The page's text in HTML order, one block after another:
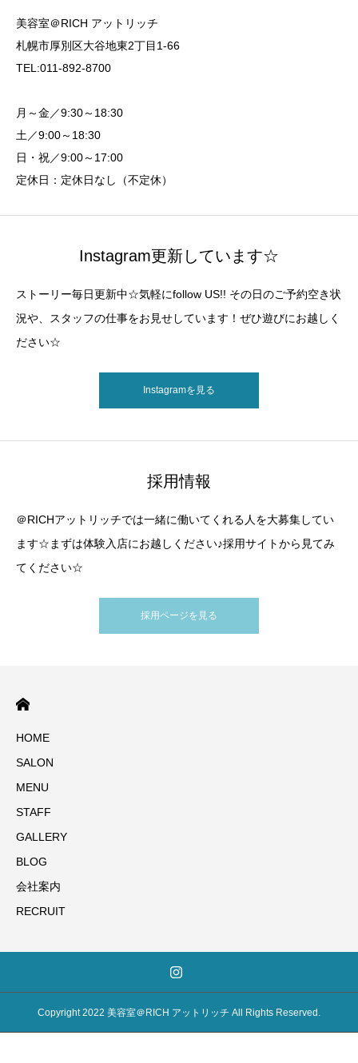
美容室＠RICH アットリッチ
札幌市厚別区大谷地東2丁目1-66
TEL:011-892-8700
月～金／9:30～18:30
土／9:00～18:30
日・祝／9:00～17:00
定休日：定休日なし（不定休）
Instagram更新しています☆
ストーリー毎日更新中☆気軽にfollow US!! その日のご予約空き状
況や、スタッフの仕事をお見せしています！ぜひ遊びにお越しく
ださい☆
Instagramを見る
採用情報
＠RICHアットリッチでは一緒に働いてくれる人を大募集してい
ます☆まずは体験入店にお越しください♪採用サイトから見てみ
てください☆
採用ページを見る
HOME
SALON
MENU
STAFF
GALLERY
BLOG
会社案内
RECRUIT
Copyright 2022 美容室＠RICH アットリッチ All Rights Reserved.